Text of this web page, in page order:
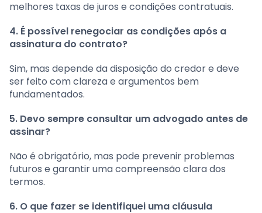
melhores taxas de juros e condições contratuais.
4. É possível renegociar as condições após a
assinatura do contrato?
Sim, mas depende da disposição do credor e deve
ser feito com clareza e argumentos bem
fundamentados.
5. Devo sempre consultar um advogado antes de
assinar?
Não é obrigatório, mas pode prevenir problemas
futuros e garantir uma compreensão clara dos
termos.
6. O que fazer se identifiquei uma cláusula